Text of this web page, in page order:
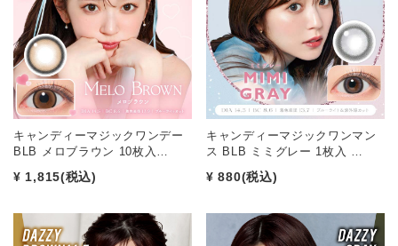
キャンディーマジックワンデー
BLB メロブラウン 10枚入…
¥ 1,815(税込)
キャンディーマジックワンマン
ス BLB ミミグレー 1枚入 …
¥ 880(税込)